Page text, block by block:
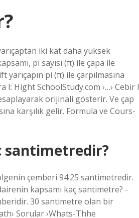
iki kat daha yüksek
pi sayısı (π) ile çapa ile
pi (π) ile çarpılmasına
I: Hight SchoolStudy.com ›…› Cebir
orijinali gösterir. Ve çap
karşılık gelir. Formula ve Cours-
santimetredir?
çemberi 94.25 santimetredir.
kapsamı kaç santimetre? -
30 santimetre olan bir
Sorular ›Whats-Thhe